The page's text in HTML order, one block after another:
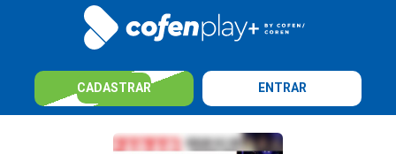
CADASTRAR ENTRAR